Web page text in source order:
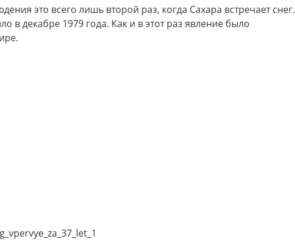
это всего лишь второй раз, когда Сахара встречает снег.
в декабре 1979 года. Как и в этот раз явление было